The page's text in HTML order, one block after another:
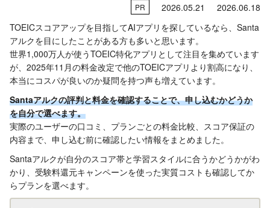
PR 2026.05.21
2026.06.18
TOEICスコアアップを目指してAIアプリを探しているなら、Santa
アルクを目にしたことがある方も多いと思います。
世界1,000万人が使うTOEIC特化アプリとして注目を集めています
が、2025年11月の料金改定で他のTOEICアプリより割高になり、
本当にコスパが良いのか疑問を持つ声も増えています。
Santaアルクの評判と料金を確認することで、申し込むかどうか
を自分で選べます。
実際のユーザーの口コミ、プランごとの料金比較、スコア保証の
内容まで、申し込む前に確認したい情報をまとめました。
Santaアルクが自分のスコア帯と学習スタイルに合うかどうかがわ
かり、受験料還元キャンペーンを使った実質コストも確認してか
らプランを選べます。